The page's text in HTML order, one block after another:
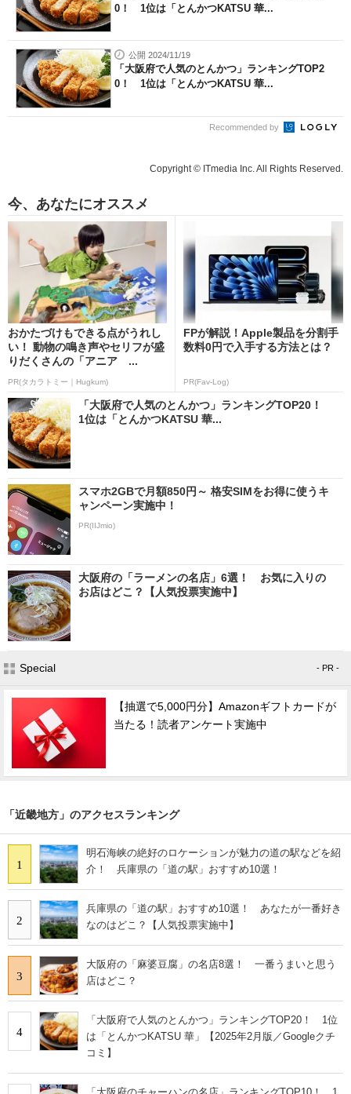
0！ 1位は「とんかつKATSU 華...
公開 2024/11/19
「大阪府で人気のとんかつ」ランキングTOP2
0！ 1位は「とんかつKATSU 華...
Recommended by
Copyright © ITmedia Inc. All Rights Reserved.
今、あなたにオススメ
おかたづけもできる点がうれし
い！ 動物の鳴き声やセリフが盛
りだくさんの「アニア ...
PR(タカラトミー｜Hugkum)
FPが解説！Apple製品を分割手
数料0円で入手する方法とは？
PR(Fav-Log)
「大阪府で人気のとんかつ」ランキングTOP20！
1位は「とんかつKATSU 華...
スマホ2GBで月額850円～ 格安SIMをお得に使うキ
ャンペーン実施中！
PR(IIJmio)
大阪府の「ラーメンの名店」6選！ お気に入りの
お店はどこ？【人気投票実施中】
Special - PR -
【抽選で5,000円分】Amazonギフトカードが
当たる！読者アンケート実施中
「近畿地方」のアクセスランキング
1
明石海峡の絶好のロケーションが魅力の道の駅などを紹
介！ 兵庫県の「道の駅」おすすめ10選！
2
兵庫県の「道の駅」おすすめ10選！ あなたが一番好き
なのはどこ？【人気投票実施中】
3
大阪府の「麻婆豆腐」の名店8選！ 一番うまいと思う
店はどこ？
4
「大阪府で人気のとんかつ」ランキングTOP20！ 1位
は「とんかつKATSU 華」【2025年2月版／Googleクチ
コミ】